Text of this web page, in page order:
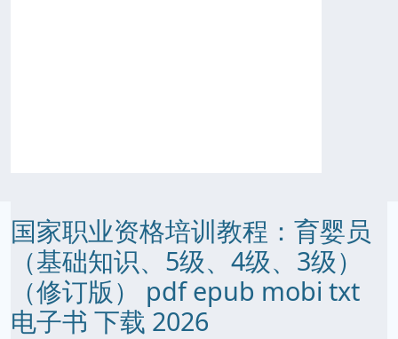
国家职业资格培训教程：育婴员
（基础知识、5级、4级、3级）
（修订版） pdf epub mobi txt
电子书 下载 2026